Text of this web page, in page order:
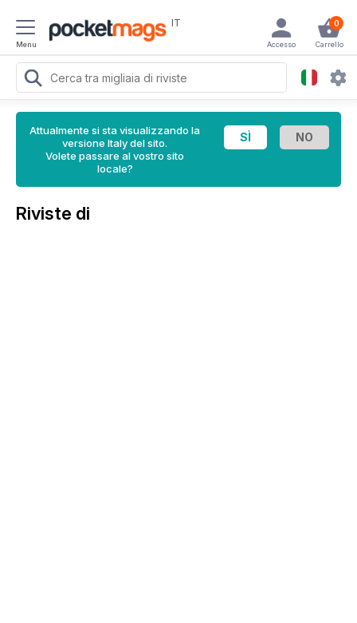
Menu
IT 0
Carrello
Accesso
Attualmente si sta visualizzando la
versione Italy del sito.
Volete passare al vostro sito
locale?
Riviste di